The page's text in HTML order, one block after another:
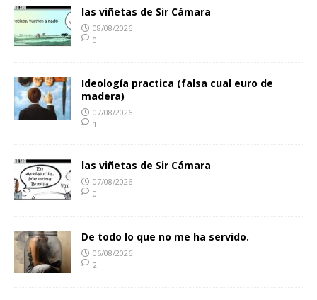
las viñetas de Sir Cámara
08/08/2026
0
Ideología practica (falsa cual euro de
madera)
07/08/2026
1
las viñetas de Sir Cámara
07/08/2026
0
De todo lo que no me ha servido.
06/08/2026
2